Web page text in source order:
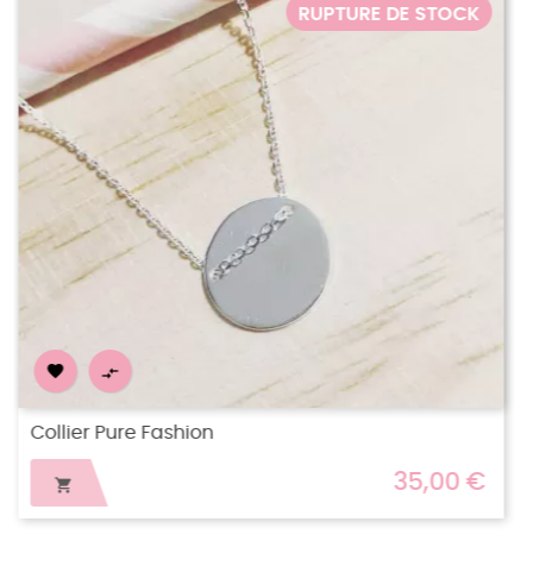
€
RUPTURE DE
My Collier à moi Perlé